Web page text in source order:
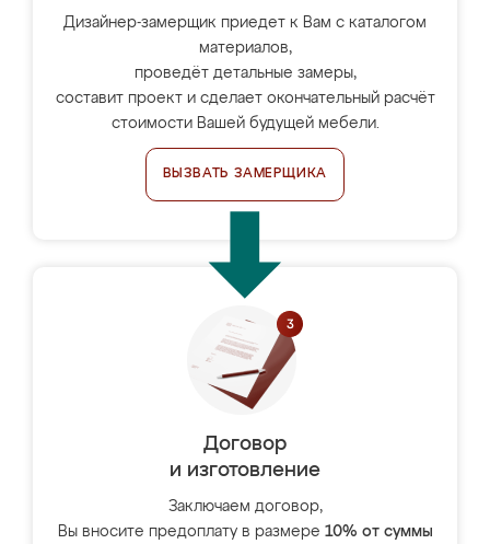
Дизайнер-замерщик приедет к Вам с каталогом
материалов,
проведёт детальные замеры,
составит проект и сделает окончательный расчёт
стоимости Вашей будущей мебели.
ВЫЗВАТЬ ЗАМЕРЩИКА
Договор
и изготовление
Заключаем договор,
Вы вносите предоплату в размере 10% от суммы